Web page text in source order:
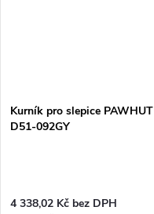
Kurník pro slepice PAWHUT
D51-092GY
4 338,02 Kč bez DPH